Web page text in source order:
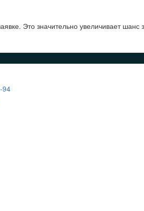
Это значительно увеличивает
94